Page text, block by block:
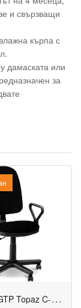
и свързващи
кърпа с
дамаската или
за
P
restige GTP Topaz C-U черен